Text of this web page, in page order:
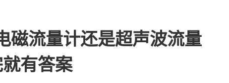
磁流量计还是超声波流量
有答案